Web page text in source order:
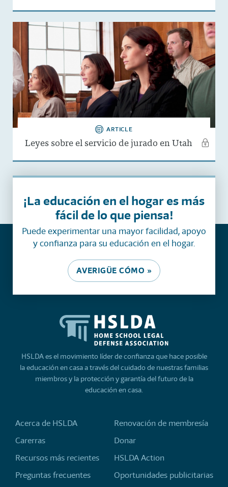
ARTICLE
Leyes sobre el servicio de jurado en Utah
¡La educación en el hogar es más
fácil de lo que piensa!
Puede experimentar una mayor facilidad, apoyo
y confianza para su educación en el hogar.
AVERIGÜE CÓMO »
HSLDA es el movimiento líder de confianza que hace posible
la educación en casa a través del cuidado de nuestras familias
miembros y la protección y garantía del futuro de la
educación en casa.
Acerca de HSLDA
Carerras
Recursos más recientes
Preguntas frecuentes
Renovación de membresía
Donar
HSLDA Action
Oportunidades publicitarias